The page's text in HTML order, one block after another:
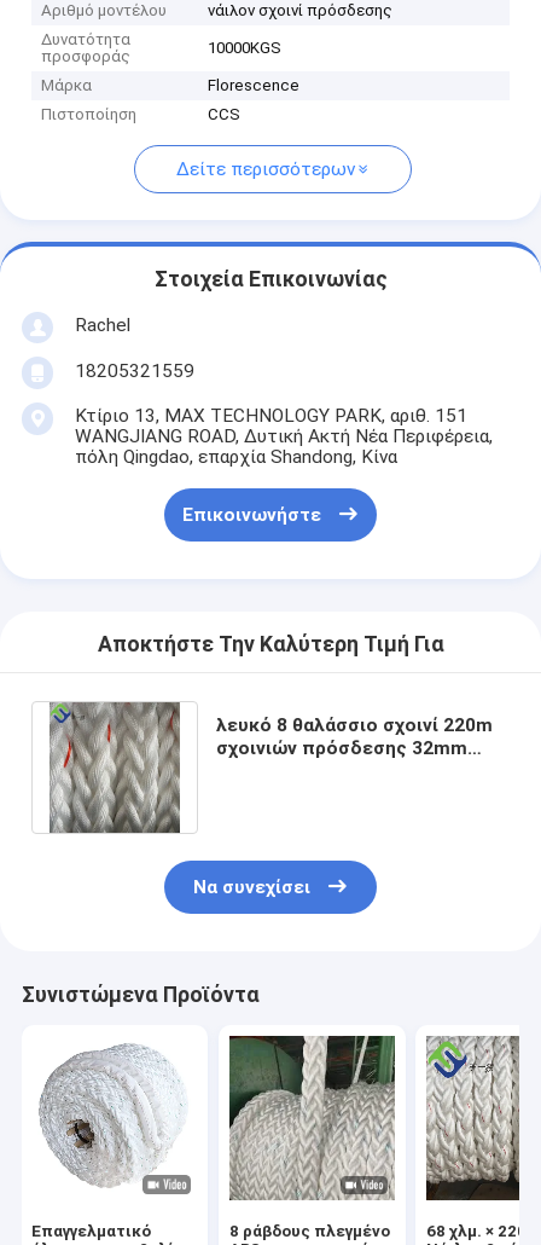
Αριθμό μοντέλου
νάιλον σχοινί πρόσδεσης
Δυνατότητα
προσφοράς
10000KGS
Μάρκα
Florescence
Πιστοποίηση
CCS
Δείτε περισσότερων
Στοιχεία Επικοινωνίας
Rachel
18205321559
Κτίριο 13, MAX TECHNOLOGY PARK, αριθ. 151
WANGJIANG ROAD, Δυτική Ακτή Νέα Περιφέρεια,
πόλη Qingdao, επαρχία Shandong, Κίνα
Επικοινωνήστε
Αποκτήστε Την Καλύτερη Τιμή Για
λευκό 8 θαλάσσιο σχοινί 220m
σχοινιών πρόσδεσης 32mm
Να συνεχίσει
Συνιστώμενα Προϊόντα
Επαγγελματικό
8 ράβδους πλεγμένο
68 χλμ. × 220